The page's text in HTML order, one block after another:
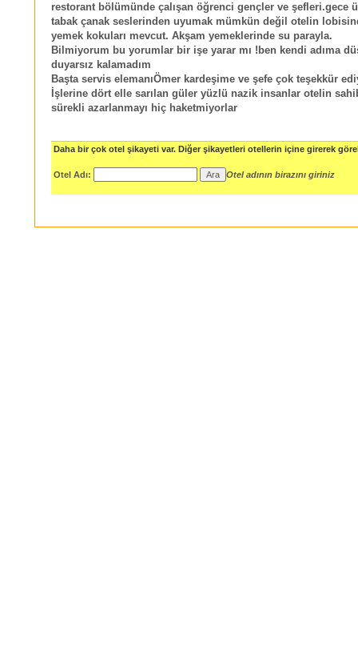
restorant bölümünde çalışan öğrenci gençler ve şefleri.gece
tabak çanak seslerinden uyumak mümkün değil otelin
yemek kokuları mevcut. Akşam yemeklerinde su parayla.
Bilmiyorum bu yorumlar bir işe yarar mı !ben kendi adıma
duyarsız kalamadım
Başta servis elemanıÖmer kardeşime ve şefe çok teşekkür
İşlerine dört elle sarılan güler yüzlü nazik insanlar otelin
sürekli azarlanmayı hiç haketmiyorlar
Daha bir çok otel şikayeti var. Diğer şikayetleri otellerin içine girerek
Otel Adı: Otel adının birazını giriniz